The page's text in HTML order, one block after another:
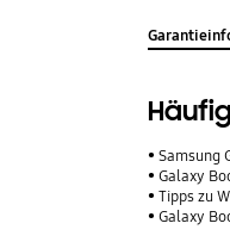
Samsung
Galaxy
Tipps zu
Galaxy